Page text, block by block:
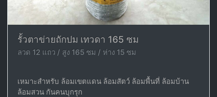
รั้วตาข่ายถักปม เทวดา 165 ซม
ลวด 12 แถว / สูง 165 ซม / ห่าง 15 ซม
เหมาะสำหรับ ล้อมเขตแดน ล้อมสัตว์ ล้อมพื้นที่ ล้อมบ้าน
ล้อมสวน กันคนบุกรุก